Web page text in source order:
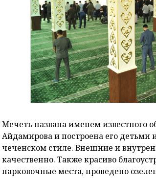
Мечеть названа именем известного
Айдамирова и построена его
чеченском стиле. Внешние и
качественно. Также красиво
парковочные места, проведено